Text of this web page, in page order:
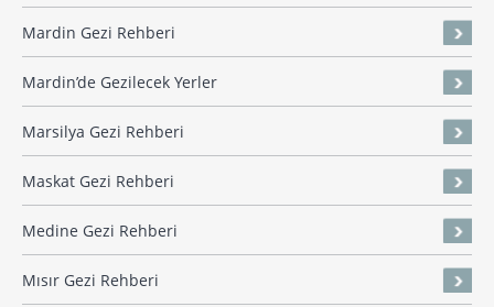
Mardin Gezi Rehberi
Mardin’de Gezilecek Yerler
Marsilya Gezi Rehberi
Maskat Gezi Rehberi
Medine Gezi Rehberi
Mısır Gezi Rehberi